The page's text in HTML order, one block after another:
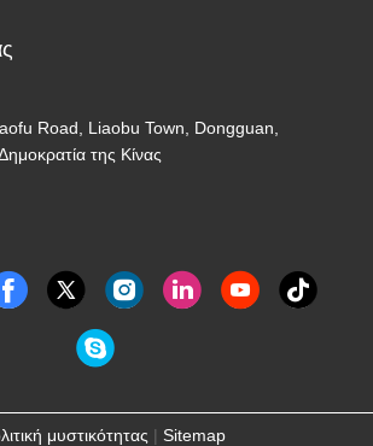
Road, Liaobu Town, Dongguan,
της Κίνας
μυστικότητας | Sitemap